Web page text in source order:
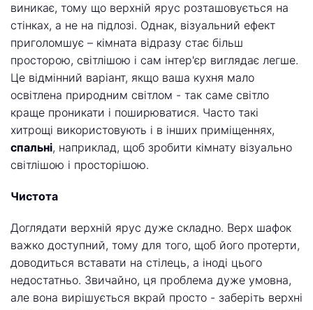
виникає, тому що верхній ярус розташовується на
стінках, а не на підлозі. Однак, візуальний ефект
приголомшує – кімната відразу стає більш
просторою, світлішою і сам інтер'єр виглядає легше.
Це відмінний варіант, якщо ваша кухня мало
освітлена природним світлом - так саме світло
краще проникати і поширюватися. Часто такі
хитрощі використовують і в інших приміщеннях,
спальні, наприклад, щоб зробити кімнату візуально
світлішою і просторішою.
Чистота
Доглядати верхній ярус дуже складно. Верх шафок
важко доступний, тому для того, щоб його протерти,
доводиться вставати на стілець, а іноді цього
недостатньо. Звичайно, ця проблема дуже умовна,
але вона вирішується вкрай просто - заберіть верхні